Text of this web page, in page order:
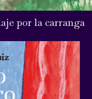
por la carranga